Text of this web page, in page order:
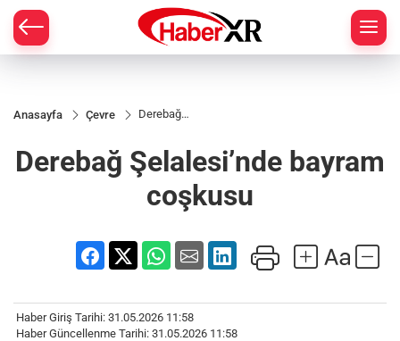
Anasayfa Çevre
Derebağ
coşkusu
Derebağ Şelalesi’nde bayram
coşkusu
Haber Giriş Tarihi: 31.05.2026 11:58
Haber Güncellenme Tarihi: 31.05.2026 11:58